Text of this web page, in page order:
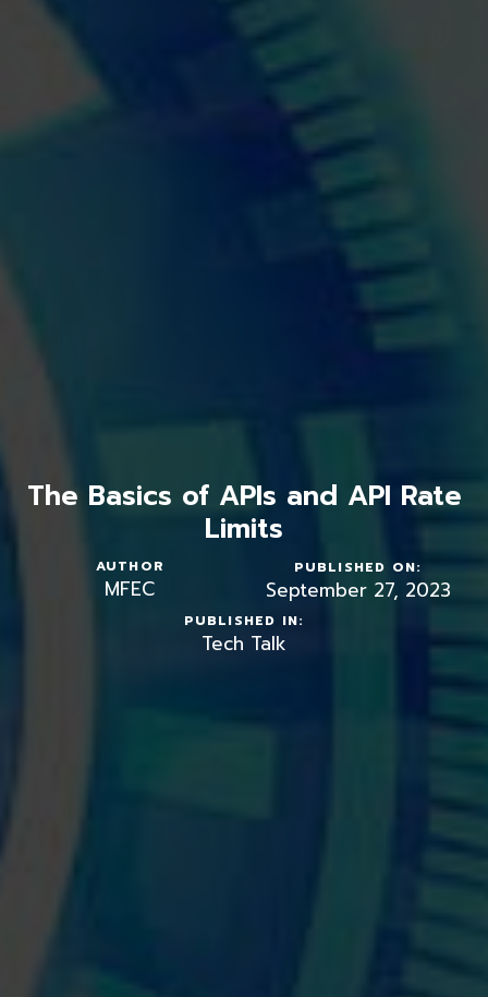
The Basics of APIs and API Rate
Limits
AUTHOR
MFEC
PUBLISHED ON:
September 27, 2023
PUBLISHED IN:
Tech Talk